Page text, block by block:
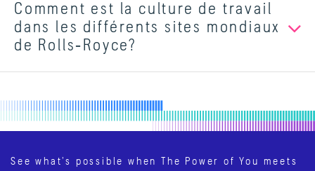
Comment est la culture de travail
dans les différents sites mondiaux
de Rolls‑Royce?
See what’s possible when The Power of You meets